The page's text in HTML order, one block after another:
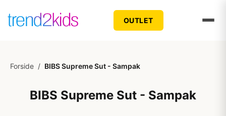
OUTLET
Forside / BIBS Supreme Sut - Sampak
BIBS Supreme Sut - Sampak